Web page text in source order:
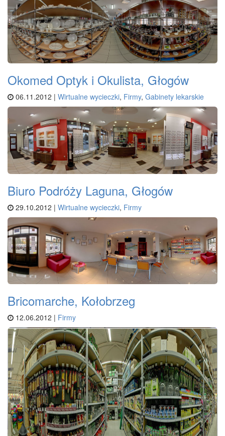
Okomed Optyk i Okulista, Głogów
06.11.2012 | Wirtualne wycieczki, Firmy, Gabinety lekarskie
Biuro Podróży Laguna, Głogów
29.10.2012 | Wirtualne wycieczki, Firmy
Bricomarche, Kołobrzeg
12.06.2012 | Firmy